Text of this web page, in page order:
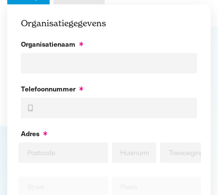
Organisatiegegevens
Organisatienaam
Telefoonnummer
Adres